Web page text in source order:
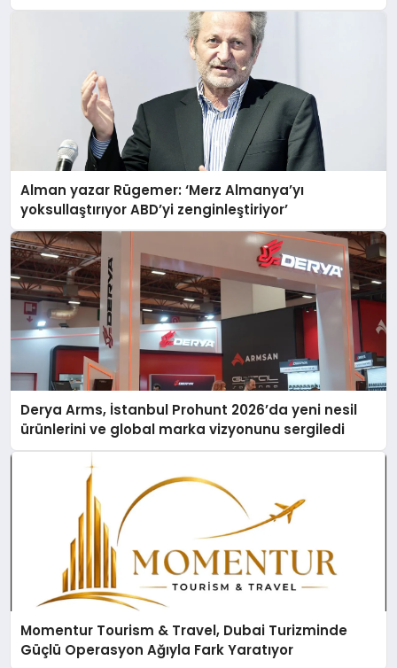
Alman yazar Rügemer: ‘Merz Almanya’yı
yoksullaştırıyor ABD’yi zenginleştiriyor’
Derya Arms, İstanbul Prohunt 2026’da yeni nesil
ürünlerini ve global marka vizyonunu sergiledi
Momentur Tourism & Travel, Dubai Turizminde
Güçlü Operasyon Ağıyla Fark Yaratıyor